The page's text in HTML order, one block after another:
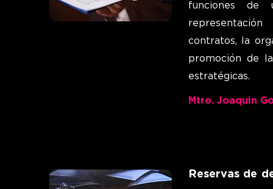
funciones de
contratos, la
promoción de
estratégicas.
Mtro. Joaquin
Reservas de